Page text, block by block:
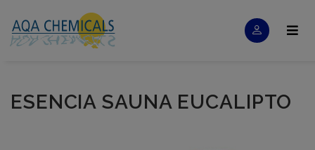
ESENCIA SAUNA EUCALIPTO